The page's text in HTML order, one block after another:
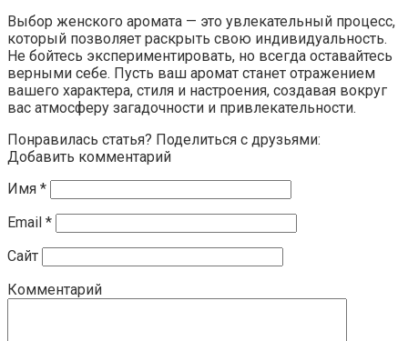
Выбор женского аромата — это увлекательный процесс,
который позволяет раскрыть свою индивидуальность.
Не бойтесь экспериментировать, но всегда оставайтесь
верными себе. Пусть ваш аромат станет отражением
вашего характера, стиля и настроения, создавая вокруг
вас атмосферу загадочности и привлекательности.
Понравилась статья? Поделиться с друзьями:
Добавить комментарий
Имя *
Email *
Сайт
Комментарий